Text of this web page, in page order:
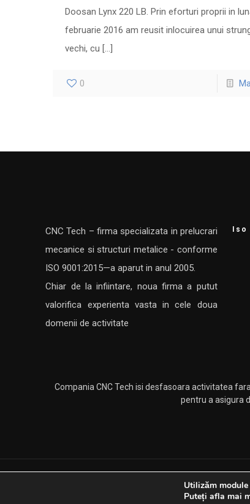
Doosan Lynx 220 LB. Prin eforturi proprii in
februarie 2016 am reusit inlocuirea unui
vechi, cu […]
0
CNC Tech – firma specializata in prelucrari
mecanice si structuri metalice - conforme
ISO 9001:2015—a aparut in anul 2005.
Chiar de la infiintare, noua firma a putut
valorifica experienta vasta in cele doua
domenii de activitate
Iso
Compania CNC Tech isi desfasoara activitatea
pentru a asigura
Drepturi rezervate CNC Tech. Dezvoltat si
Utilizăm
Puteți afla mai